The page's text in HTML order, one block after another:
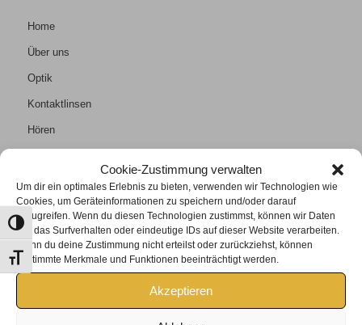
Cookie-Zustimmung verwalten
Um dir ein optimales Erlebnis zu bieten, verwenden wir Technologien wie
Cookies, um Geräteinformationen zu speichern und/oder darauf
zuzugreifen. Wenn du diesen Technologien zustimmst, können wir Daten
wie das Surfverhalten oder eindeutige IDs auf dieser Website verarbeiten.
Wenn du deine Zustimmung nicht erteilst oder zurückziehst, können
bestimmte Merkmale und Funktionen beeinträchtigt werden.
Akzeptieren
Umschalten auf hohe Kontraste
Schrift vergrößern
Home
Über uns
Optik
Kontaktlinsen
Hören
KONTAKT
Tel +43 2685/6401